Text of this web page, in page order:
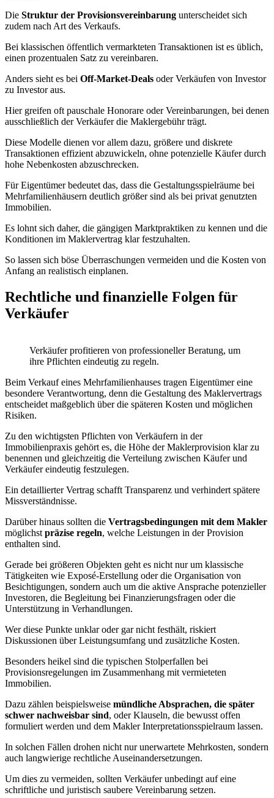
Die Struktur der Provisionsvereinbarung unterscheidet sich
zudem nach Art des Verkaufs.
Bei klassischen öffentlich vermarkteten Transaktionen ist es üblich,
einen prozentualen Satz zu vereinbaren.
Anders sieht es bei Off-Market-Deals oder Verkäufen von Investor
zu Investor aus.
Hier greifen oft pauschale Honorare oder Vereinbarungen, bei denen
ausschließlich der Verkäufer die Maklergebühr trägt.
Diese Modelle dienen vor allem dazu, größere und diskrete
Transaktionen effizient abzuwickeln, ohne potenzielle Käufer durch
hohe Nebenkosten abzuschrecken.
Für Eigentümer bedeutet das, dass die Gestaltungsspielräume bei
Mehrfamilienhäusern deutlich größer sind als bei privat genutzten
Immobilien.
Es lohnt sich daher, die gängigen Marktpraktiken zu kennen und die
Konditionen im Maklervertrag klar festzuhalten.
So lassen sich böse Überraschungen vermeiden und die Kosten von
Anfang an realistisch einplanen.
Rechtliche und finanzielle Folgen für
Verkäufer
Verkäufer profitieren von professioneller Beratung, um
ihre Pflichten eindeutig zu regeln.
Beim Verkauf eines Mehrfamilienhauses tragen Eigentümer eine
besondere Verantwortung, denn die Gestaltung des Maklervertrags
entscheidet maßgeblich über die späteren Kosten und möglichen
Risiken.
Zu den wichtigsten Pflichten von Verkäufern in der
Immobilienpraxis gehört es, die Höhe der Maklerprovision klar zu
benennen und gleichzeitig die Verteilung zwischen Käufer und
Verkäufer eindeutig festzulegen.
Ein detaillierter Vertrag schafft Transparenz und verhindert spätere
Missverständnisse.
Darüber hinaus sollten die Vertragsbedingungen mit dem Makler
möglichst präzise regeln, welche Leistungen in der Provision
enthalten sind.
Gerade bei größeren Objekten geht es nicht nur um klassische
Tätigkeiten wie Exposé-Erstellung oder die Organisation von
Besichtigungen, sondern auch um die aktive Ansprache potenzieller
Investoren, die Begleitung bei Finanzierungsfragen oder die
Unterstützung in Verhandlungen.
Wer diese Punkte unklar oder gar nicht festhält, riskiert
Diskussionen über Leistungsumfang und zusätzliche Kosten.
Besonders heikel sind die typischen Stolperfallen bei
Provisionsregelungen im Zusammenhang mit vermieteten
Immobilien.
Dazu zählen beispielsweise mündliche Absprachen, die später
schwer nachweisbar sind, oder Klauseln, die bewusst offen
formuliert werden und dem Makler Interpretationsspielraum lassen.
In solchen Fällen drohen nicht nur unerwartete Mehrkosten, sondern
auch langwierige rechtliche Auseinandersetzungen.
Um dies zu vermeiden, sollten Verkäufer unbedingt auf eine
schriftliche und juristisch saubere Vereinbarung setzen.